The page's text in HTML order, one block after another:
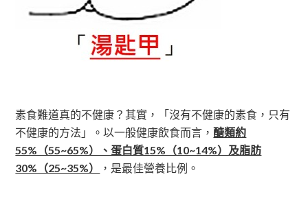
素食難道真的不健康？其實，「沒有不健康的素食，只有
不健康的方法」。以一般健康飲食而言，醣類約
55%（55~65%）、蛋白質15%（10~14%）及脂肪
30%（25~35%）
，是最佳營養比例。